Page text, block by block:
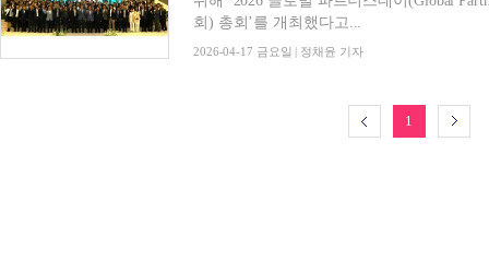
회) 총회’를 개최했다고...
2026-04-17 금요일 | 정채윤 기자
1